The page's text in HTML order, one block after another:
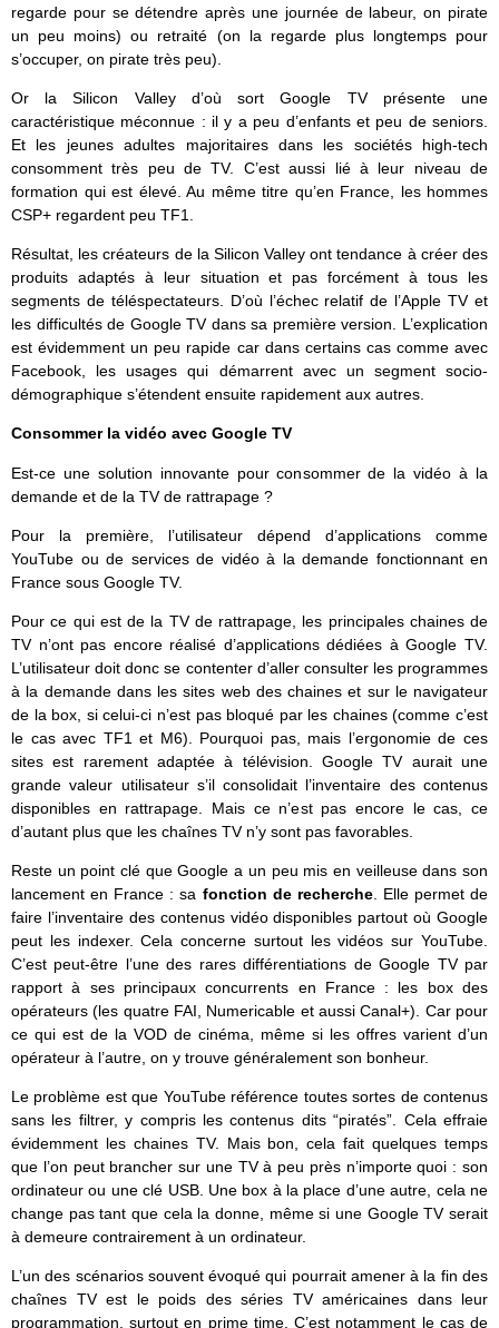
regarde pour se détendre après une journée de labeur, on pirate
un peu moins) ou retraité (on la regarde plus longtemps pour
s’occuper, on pirate très peu).
Or la Silicon Valley d’où sort Google TV présente une
caractéristique méconnue : il y a peu d’enfants et peu de seniors.
Et les jeunes adultes majoritaires dans les sociétés high-tech
consomment très peu de TV. C’est aussi lié à leur niveau de
formation qui est élevé. Au même titre qu’en France, les hommes
CSP+ regardent peu TF1.
Résultat, les créateurs de la Silicon Valley ont tendance à créer des
produits adaptés à leur situation et pas forcément à tous les
segments de téléspectateurs. D’où l’échec relatif de l’Apple TV et
les difficultés de Google TV dans sa première version. L’explication
est évidemment un peu rapide car dans certains cas comme avec
Facebook, les usages qui démarrent avec un segment socio-
démographique s’étendent ensuite rapidement aux autres.
Consommer la vidéo avec Google TV
Est-ce une solution innovante pour consommer de la vidéo à la
demande et de la TV de rattrapage ?
Pour la première, l’utilisateur dépend d’applications comme
YouTube ou de services de vidéo à la demande fonctionnant en
France sous Google TV.
Pour ce qui est de la TV de rattrapage, les principales chaines de
TV n’ont pas encore réalisé d’applications dédiées à Google TV.
L’utilisateur doit donc se contenter d’aller consulter les programmes
à la demande dans les sites web des chaines et sur le navigateur
de la box, si celui-ci n’est pas bloqué par les chaines (comme c’est
le cas avec TF1 et M6). Pourquoi pas, mais l’ergonomie de ces
sites est rarement adaptée à télévision. Google TV aurait une
grande valeur utilisateur s’il consolidait l’inventaire des contenus
disponibles en rattrapage. Mais ce n’est pas encore le cas, ce
d’autant plus que les chaînes TV n’y sont pas favorables.
Reste un point clé que Google a un peu mis en veilleuse dans son
lancement en France : sa fonction de recherche. Elle permet de
faire l’inventaire des contenus vidéo disponibles partout où Google
peut les indexer. Cela concerne surtout les vidéos sur YouTube.
C’est peut-être l’une des rares différentiations de Google TV par
rapport à ses principaux concurrents en France : les box des
opérateurs (les quatre FAI, Numericable et aussi Canal+). Car pour
ce qui est de la VOD de cinéma, même si les offres varient d’un
opérateur à l’autre, on y trouve généralement son bonheur.
Le problème est que YouTube référence toutes sortes de contenus
sans les filtrer, y compris les contenus dits “piratés”. Cela effraie
évidemment les chaines TV. Mais bon, cela fait quelques temps
que l’on peut brancher sur une TV à peu près n’importe quoi : son
ordinateur ou une clé USB. Une box à la place d’une autre, cela ne
change pas tant que cela la donne, même si une Google TV serait
à demeure contrairement à un ordinateur.
L’un des scénarios souvent évoqué qui pourrait amener à la fin des
chaînes TV est le poids des séries TV américaines dans leur
programmation, surtout en prime time. C’est notamment le cas de